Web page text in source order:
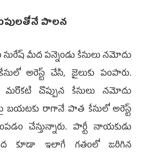
పాలన
మీద పన్నెండు కేసులు నమోదు
అరెస్ట్ చేసి, జైలుకు పంపారు.
చొప్పున కేసులు నమోదు
రాగానే పాత కేసులో అరెస్ట్
చేస్తున్నారు. పార్టీ నాయకుడు
కూడా ఇలాగే గతంలో జరిగిన